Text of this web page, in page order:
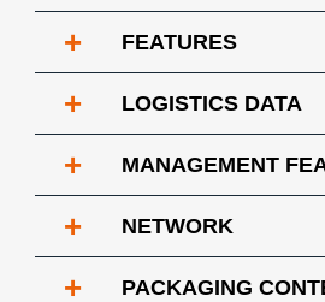
+ FEATURES
+ LOGISTICS DATA
+ MANAGEMENT
+ NETWORK
+ PACKAGING